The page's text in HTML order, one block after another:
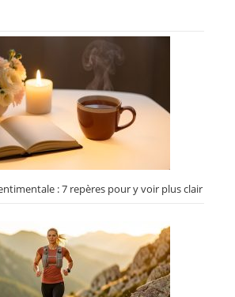
: 7 repères pour y voir plus clair